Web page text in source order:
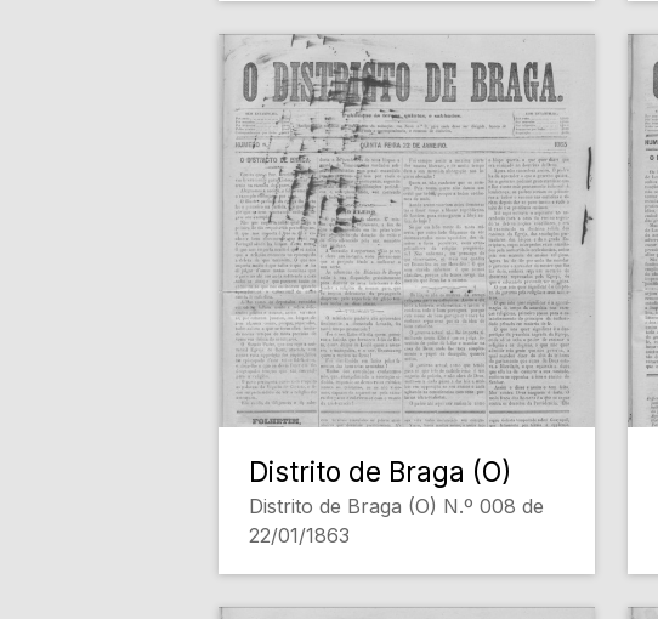
Distrito de Braga (O)
Distrito de Braga (O) N.º 008 de
22/01/1863